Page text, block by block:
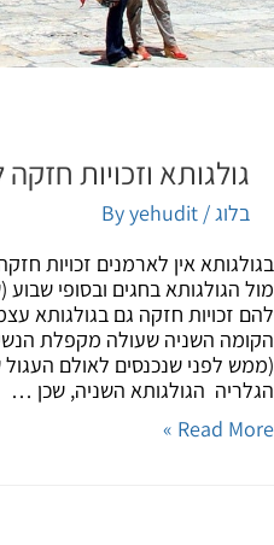
גולגותא וזכויות חזקה
בלוג/ By
yehudit
אין לארמנים זכויות
הגולגותא בחגים ובסופי שבוע
השניה שעולה מקפלת
לפני שנכנסים לאולם העגול
הגולגותא השניה, שכן …
Read